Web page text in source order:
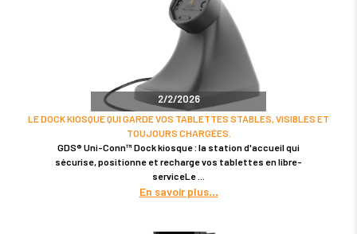
2/2/2026
LE DOCK KIOSQUE QUI GARDE VOS TABLETTES STABLES, VISIBLES ET
TOUJOURS CHARGÉES.
GDS® Uni-Conn™ Dock kiosque : la station d'accueil qui
sécurise, positionne et recharge vos tablettes en libre-
serviceLe
En savoir plus